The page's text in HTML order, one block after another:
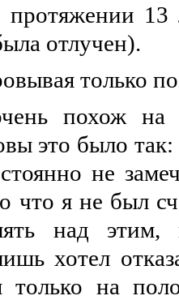
13
отлучен).
только
похож
это было
не
что я не был
над этим,
хотел
только на